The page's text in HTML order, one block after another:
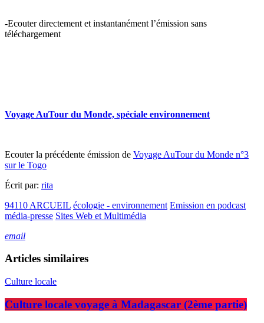
-Ecouter directement et instantanément l’émission sans
téléchargement
Voyage AuTour du Monde, spéciale environnement
Ecouter la précédente émission de Voyage AuTour du Monde n°3
sur le Togo
Écrit par: rita
94110 ARCUEIL écologie - environnement Emission en podcast
média-presse Sites Web et Multimédia
email
Articles similaires
Culture locale
Culture locale voyage à Madagascar (2ème partie)